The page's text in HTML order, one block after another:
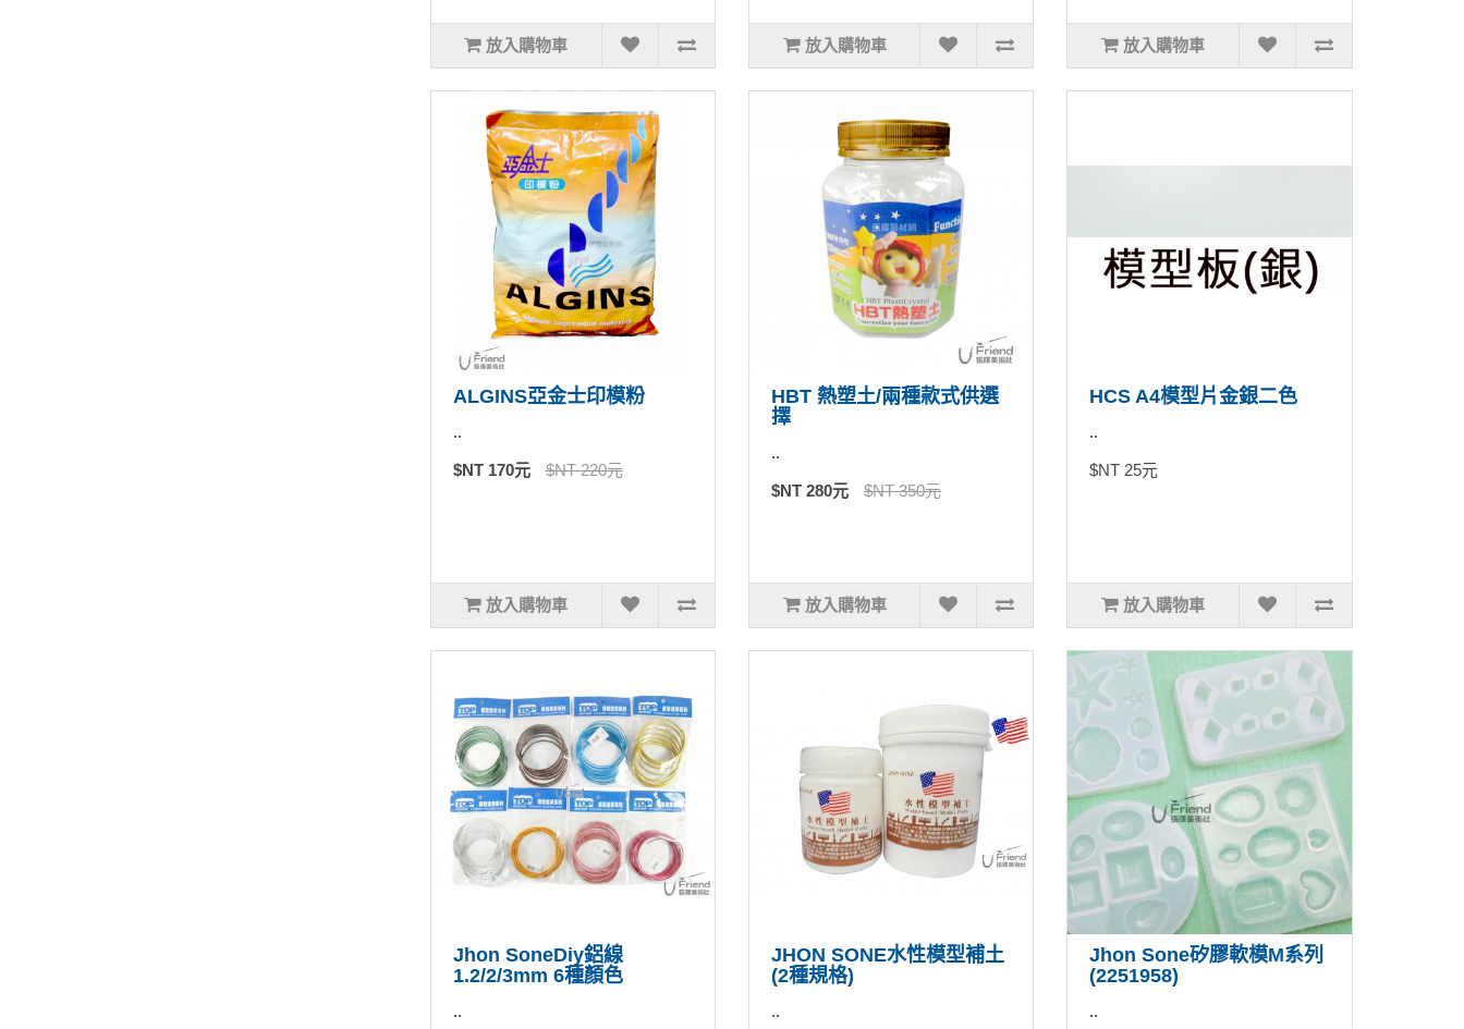
放入購物車 放入購物車 放入購物車
ALGINS亞金士印模粉
..
$NT 170元 $NT 220元
放入購物車
HBT 熱塑土/兩種款式供選
擇
..
$NT 280元 $NT 350元
放入購物車
HCS A4模型片金銀二色
..
$NT 25元
放入購物車
Jhon SoneDiy鋁線
1.2/2/3mm 6種顏色
..
JHON SONE水性模型補土
(2種規格)
..
Jhon Sone矽膠軟模M系列
(2251958)
..